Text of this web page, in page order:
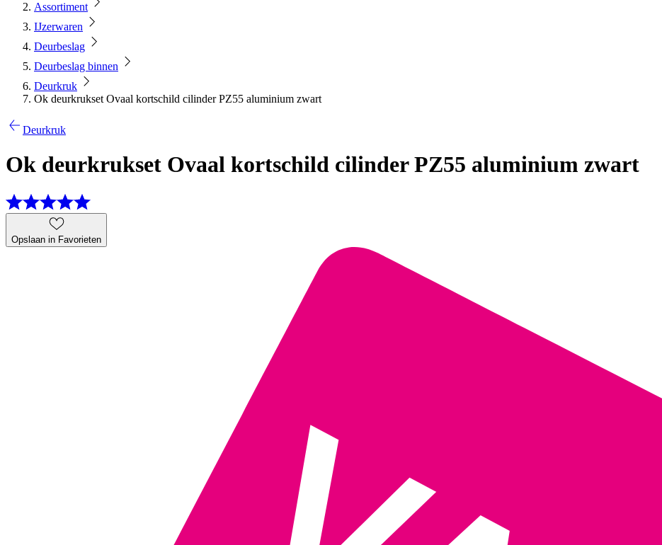
Assortiment
IJzerwaren
Deurbeslag
Deurbeslag binnen
Deurkruk
Ok deurkrukset Ovaal kortschild cilinder PZ55 aluminium zwart
Deurkruk
Ok deurkrukset Ovaal kortschild cilinder PZ55 aluminium zwart
Opslaan in Favorieten